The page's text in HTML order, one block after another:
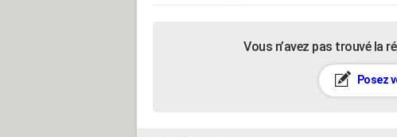
Vous n’avez pas trouvé la
Posez